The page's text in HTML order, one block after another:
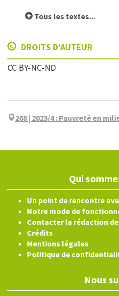
Tous les textes...
DROITS D'AUTEUR
CC BY-NC-ND
268 | 2023/4: Pauvreté en
Qui
Un point de rencontre
Notre mode de
Contacter la rédaction
Crédits
Mentions légales
Politique de
Nous